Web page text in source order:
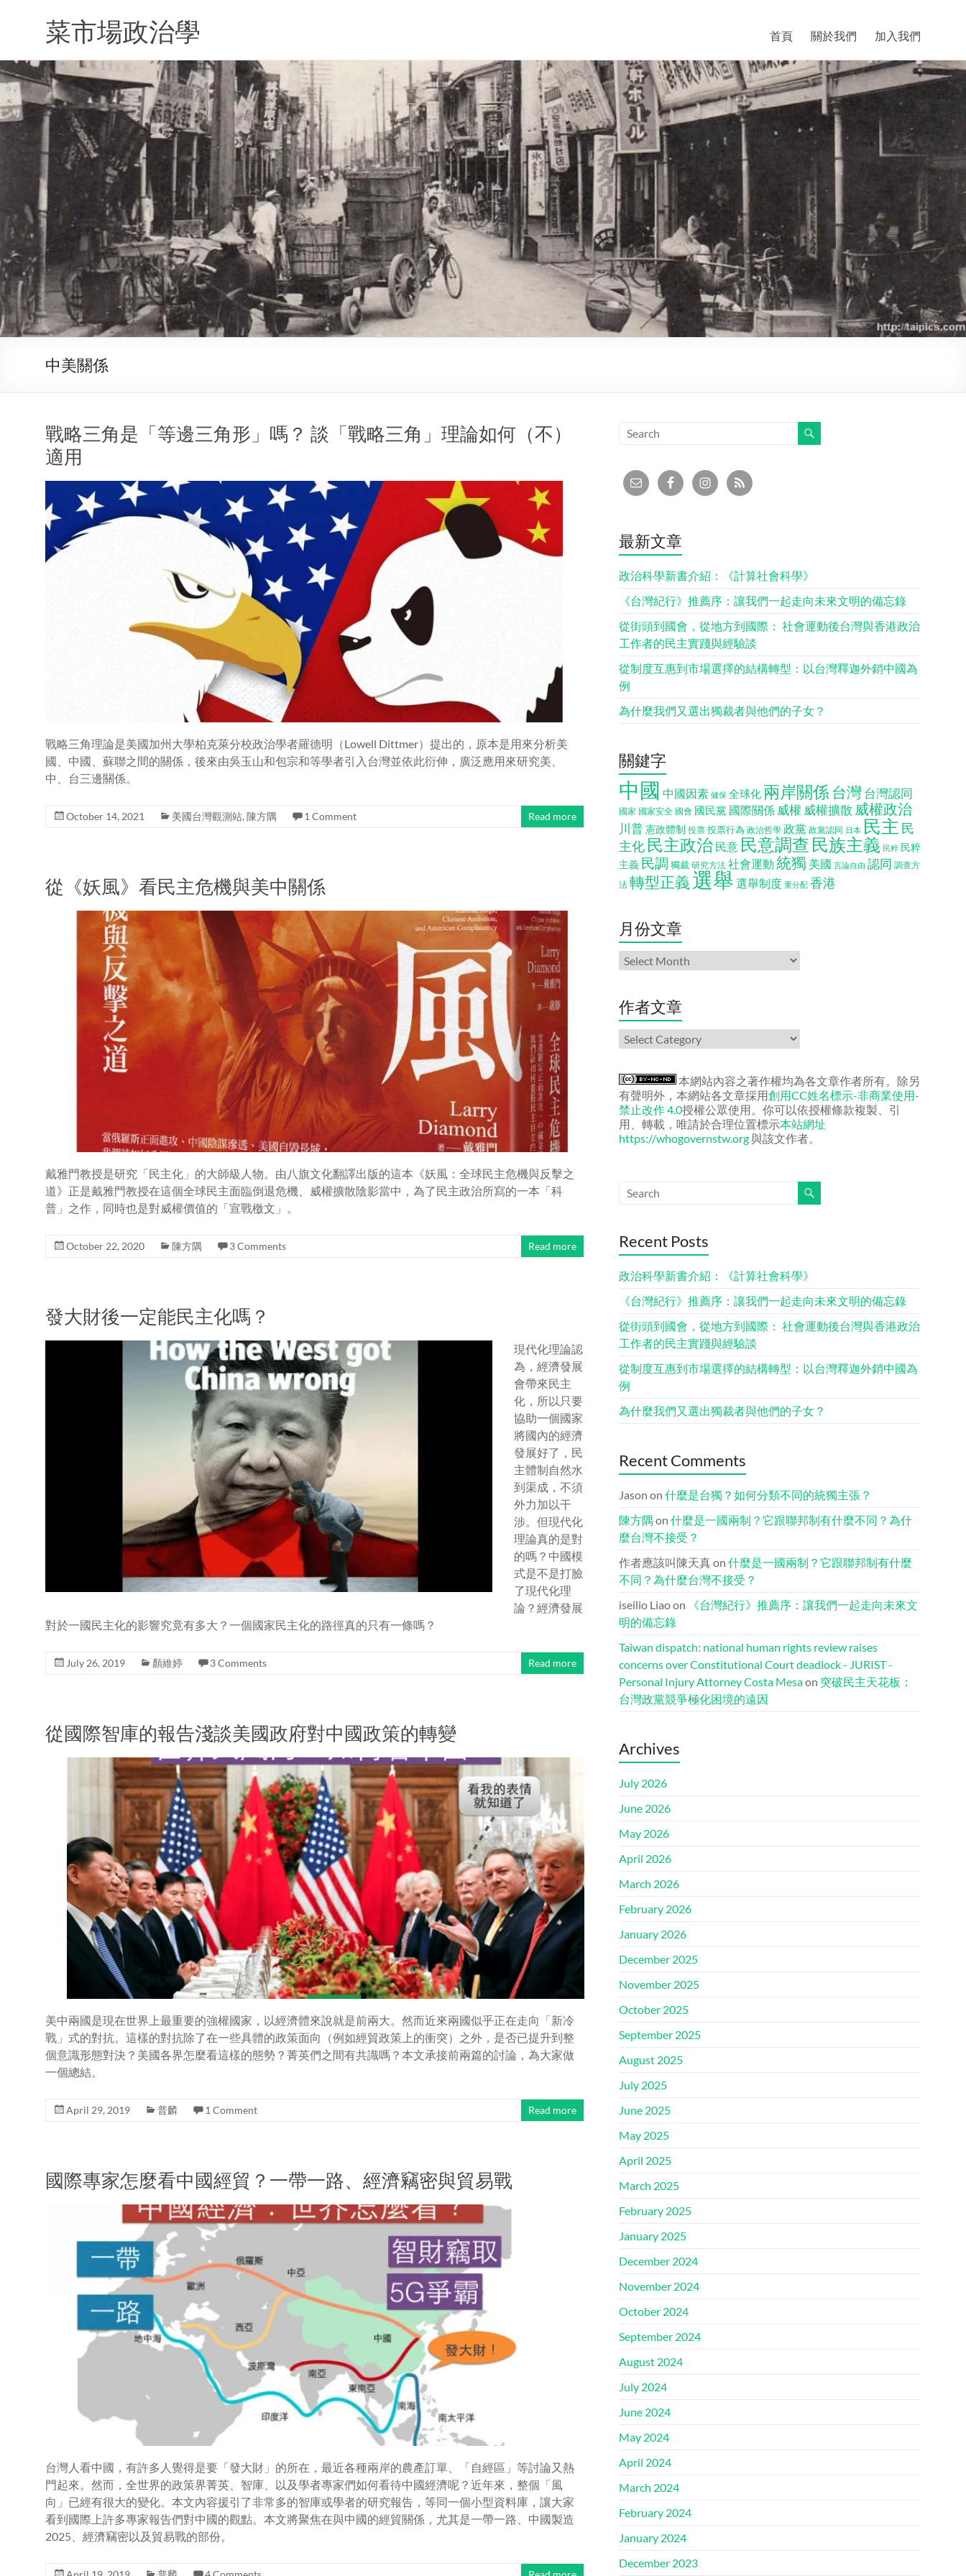
菜市場政治學 首頁 關於我們 加入我們
中美關係
戰略三角是「等邊三角形」嗎？ 談「戰略三角」理論如何（不）
適用
戰略三角理論是美國加州大學柏克萊分校政治學者羅德明（Lowell Dittmer）提出的，原本是用來分析美
國、中國、蘇聯之間的關係，後來由吳玉山和包宗和等學者引入台灣並依此衍伸，廣泛應用來研究美、
中、台三邊關係。
October 14, 2021 美國台灣觀測站, 陳方隅 1 Comment Read more
從《妖風》看民主危機與美中關係
戴雅門教授是研究「民主化」的大師級人物。由八旗文化翻譯出版的這本《妖風：全球民主危機與反擊之
道》正是戴雅門教授在這個全球民主面臨倒退危機、威權擴散陰影當中，為了民主政治所寫的一本「科
普」之作，同時也是對威權價值的「宣戰檄文」。
October 22, 2020 陳方隅 3 Comments Read more
發大財後一定能民主化嗎？
現代化理論認
為，經濟發展
會帶來民主
化，所以只要
協助一個國家
將國內的經濟
發展好了，民
主體制自然水
到渠成，不須
外力加以干
涉。但現代化
理論真的是對
的嗎？中國模
式是不是打臉
了現代化理
論？經濟發展
對於一國民主化的影響究竟有多大？一個國家民主化的路徑真的只有一條嗎？
July 26, 2019 顏維婷 3 Comments Read more
從國際智庫的報告淺談美國政府對中國政策的轉變
美中兩國是現在世界上最重要的強權國家，以經濟體來說就是前兩大。然而近來兩國似乎正在走向「新冷
戰」式的對抗。這樣的對抗除了在一些具體的政策面向（例如經貿政策上的衝突）之外，是否已提升到整
個意識形態對決？美國各界怎麼看這樣的態勢？菁英們之間有共識嗎？本文承接前兩篇的討論，為大家做
一個總結。
April 29, 2019 普麟 1 Comment Read more
國際專家怎麼看中國經貿？一帶一路、經濟竊密與貿易戰
台灣人看中國，有許多人覺得是要「發大財」的所在，最近各種兩岸的農產訂單、「自經區」等討論又熱
門起來。然而，全世界的政策界菁英、智庫、以及學者專家們如何看待中國經濟呢？近年來，整個「風
向」已經有很大的變化。本文內容援引了非常多的智庫或學者的研究報告，等同一個小型資料庫，讓大家
看到國際上許多專家報告們對中國的觀點。本文將聚焦在與中國的經貿關係，尤其是一帶一路、中國製造
2025、經濟竊密以及貿易戰的部份。
最新文章
政治科學新書介紹：《計算社會科學》
《台灣紀行》推薦序：讓我們一起走向未來文明的備忘錄
從街頭到國會，從地方到國際： 社會運動後台灣與香港政治
工作者的民主實踐與經驗談
從制度互惠到市場選擇的結構轉型：以台灣釋迦外銷中國為
例
為什麼我們又選出獨裁者與他們的子女？
關鍵字
中國 中國因素 健保 全球化 兩岸關係 台灣台灣認同
國家 國家安全 國會 國民黨 國際關係 威權 威權擴散 威權政治
川普憲政體制 投票 投票行為 政治哲學 政黨 政黨認同 日本 民主 民
主化 民主政治 民意 民意調查 民族主義 民粹 民粹
主義 民調 獨裁 研究方法 社會運動 統獨 美國 言論自由 認同 調查方
法 轉型正義 選舉 選舉制度 重分配 香港
月份文章
月
份
章
作者文章
作
者
章
本網站內容之著作權均為各文章作者所有。除另
有聲明外，本網站各文章採用創用CC姓名標示-非商業使用-
禁止改作 4.0授權公眾使用。你可以依授權條款複製、引
用、轉載，唯請於合理位置標示本站網址
https://whogovernstw.org與該文作者。
Recent Posts
政治科學新書介紹：《計算社會科學》
《台灣紀行》推薦序：讓我們一起走向未來文明的備忘錄
從街頭到國會，從地方到國際： 社會運動後台灣與香港政治
工作者的民主實踐與經驗談
從制度互惠到市場選擇的結構轉型：以台灣釋迦外銷中國為
例
為什麼我們又選出獨裁者與他們的子女？
Recent Comments
Jason on 什麼是台獨？如何分類不同的統獨主張？
陳方隅 on 什麼是一國兩制？它跟聯邦制有什麼不同？為什
麼台灣不接受？
作者應該叫陳天真 on 什麼是一國兩制？它跟聯邦制有什麼
不同？為什麼台灣不接受？
iseilio Liaoon
《台灣紀行》推薦序：讓我們一起走向未來文
明的備忘錄
Taiwan dispatch: national human rights review raises
concerns over Constitutional Court deadlock - JURIST -
Personal Injury Attorney Costa Mesaon 突破民主天花板：
台灣政黨競爭極化困境的遠因
Archives
July 2026
June 2026
May 2026
April 2026
March 2026
February 2026
January 2026
December 2025
November 2025
October 2025
September 2025
August 2025
July 2025
June 2025
May 2025
April 2025
March 2025
February 2025
January 2025
December 2024
November 2024
October 2024
September 2024
August 2024
July 2024
June 2024
May 2024
April 2024
March 2024
February 2024
January 2024
December 2023